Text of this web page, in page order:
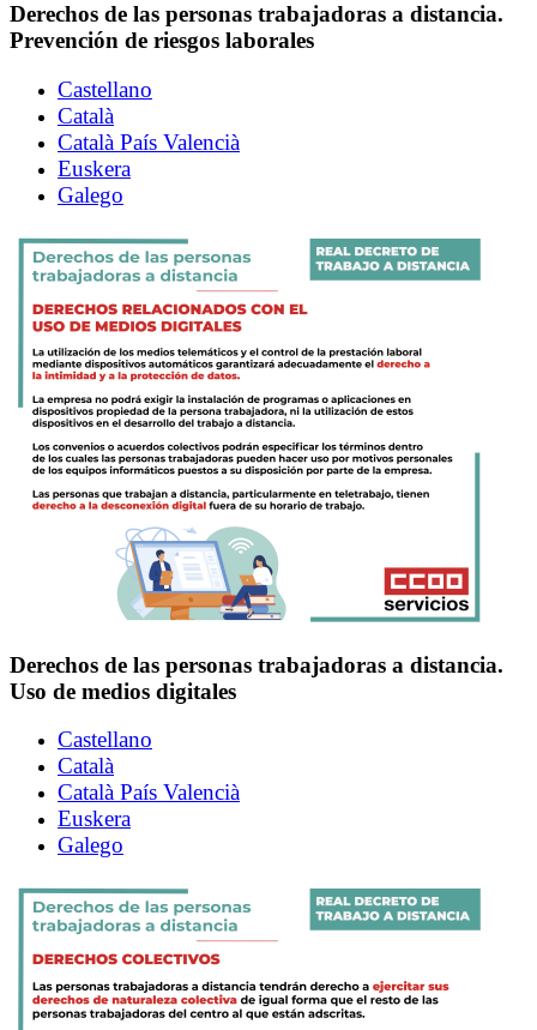
Derechos de las personas trabajadoras a distancia.
Prevención de riesgos laborales
Castellano
Català
Català País Valencià
Euskera
Galego
Derechos de las personas trabajadoras a distancia.
Uso de medios digitales
Castellano
Català
Català País Valencià
Euskera
Galego